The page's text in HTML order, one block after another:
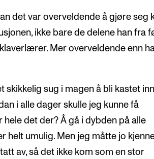
det var overveldende å gjøre seg
ikke bare de delene han fra
Mer overveldende enn
skikkelig sug i magen å bli kastet
i alle dager skulle jeg kunne få
hele det der? Å gå i dybden på alle
helt umulig. Men jeg måtte jo
av, så det ikke kom som en stor